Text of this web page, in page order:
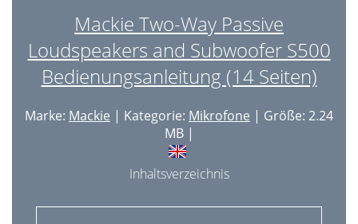
Mackie Two-Way Passive
Loudspeakers and Subwoofer S500
Bedienungsanleitung (14 Seiten)
Marke: Mackie | Kategorie: Mikrofone | Größe: 2.24
MB |
Inhaltsverzeichnis